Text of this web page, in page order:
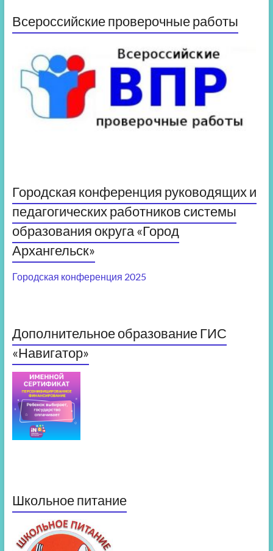
Всероссийские проверочные работы
Городская конференция руководящих и
педагогических работников системы
образования округа «Город
Архангельск»
Городская конференция 2025
Дополнительное образование ГИС
«Навигатор»
Школьное питание